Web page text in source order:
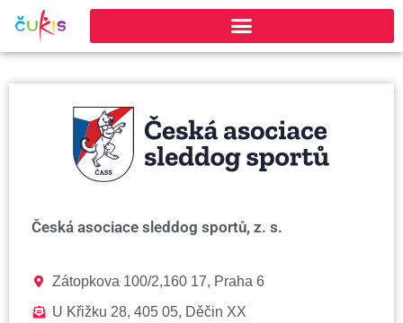
Česká asociace sleddog sportů, z. s.
Zátopkova 100/2,160 17, Praha 6
U Křižku 28, 405 05, Děčin XX